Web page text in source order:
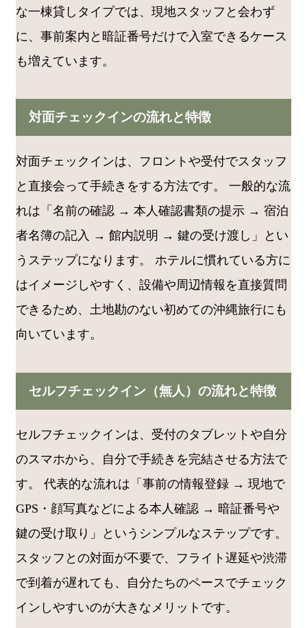
な一棟貸しタイプでは、現地スタッフと会わず
に、事前案内と暗証番号だけで入室できるケース
も増えています。
対面チェックインの流れと特徴
対面チェックインは、フロントや受付でスタッフ
と直接会って手続きをする方法です。 一般的な流
れは「名前の確認 → 本人確認書類の提示 → 宿泊
者名簿の記入 → 館内説明 → 鍵の受け渡し」とい
うステップになります。 ホテルに慣れている方に
はイメージしやすく、設備や周辺情報を直接質問
できるため、土地勘のない初めての沖縄旅行にも
向いています。
セルフチェックイン（無人）の流れと特徴
セルフチェックインは、受付のタブレットや自分
のスマホから、自分で手続きを完結させる方法で
す。 代表的な流れは「事前の情報登録 → 現地で
GPS・顔写真などによる本人確認 → 暗証番号や
鍵の受け取り」というシンプルなステップです。
スタッフとの対面が不要で、フライト遅延や渋滞
で到着が遅れても、自分たちのペースでチェック
インしやすいのが大きなメリットです。